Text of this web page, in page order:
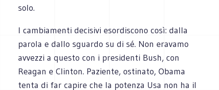
solo.
I cambiamenti decisivi esordiscono così: dalla
parola e dallo sguardo su di sé. Non eravamo
avvezzi a questo con i presidenti Bush, con
Reagan e Clinton. Paziente, ostinato, Obama
tenta di far capire che la potenza Usa non ha il